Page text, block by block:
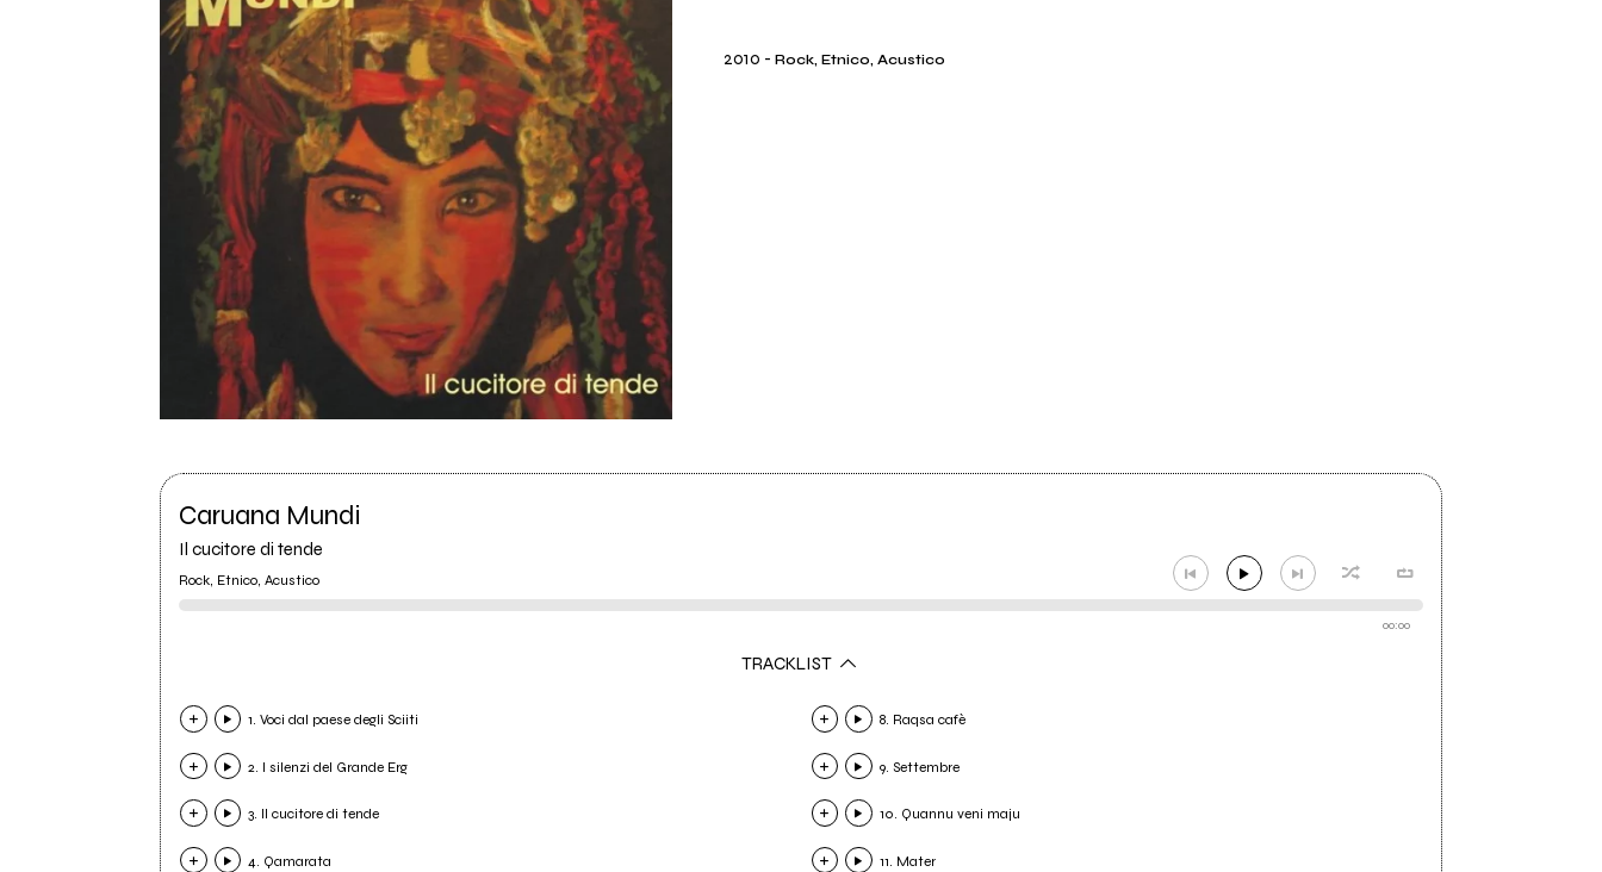
2010 -Rock, Etnico, Acustico
Caruana Mundi
Il cucitore di tende
Rock, Etnico, Acustico
00:00
TRACKLIST
1. Voci dal paese degli Sciiti
2. I silenzi del Grande Erg
3. Il cucitore di tende
4. Qamarata
8. Raqsa cafè
9. Settembre
10. Quannu veni maju
11. Mater